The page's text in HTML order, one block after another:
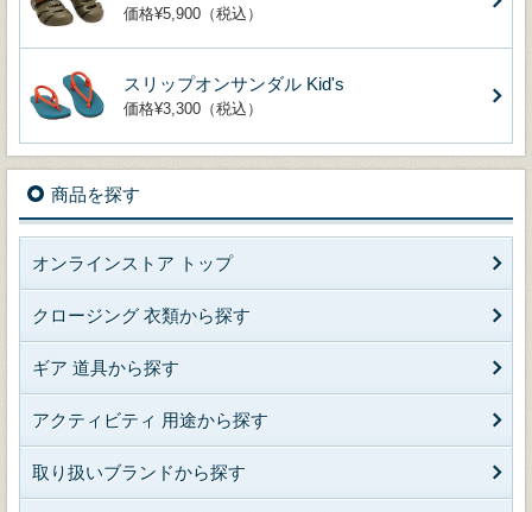
価格¥5,900（税込）
スリップオンサンダル Kid's
価格¥3,300（税込）
商品を探す
オンラインストア トップ
クロージング 衣類から探す
ギア 道具から探す
アクティビティ 用途から探す
取り扱いブランドから探す